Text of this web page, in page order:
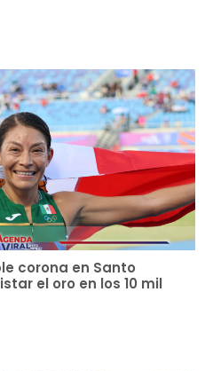
corona en Santo
el oro en los 10 mil